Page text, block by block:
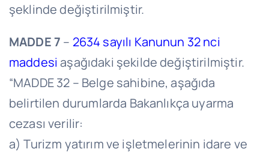
şeklinde değiştirilmiştir.
MADDE 7 – 2634 sayılı Kanunun 32 nci
maddesi aşağıdaki şekilde değiştirilmiştir.
“MADDE 32 – Belge sahibine, aşağıda
belirtilen durumlarda Bakanlıkça uyarma
cezası verilir:
a) Turizm yatırım ve işletmelerinin idare ve